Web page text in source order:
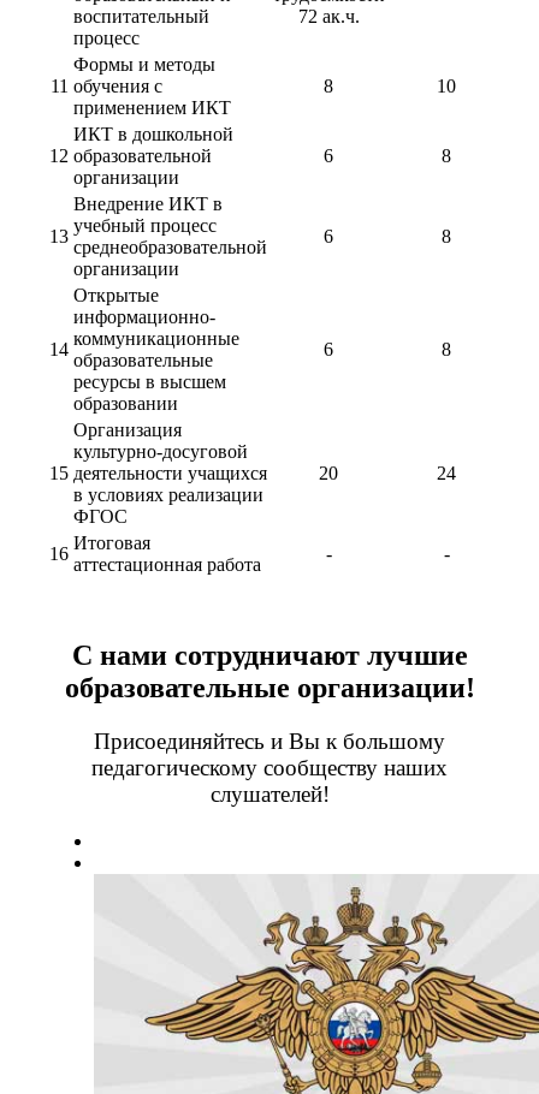
воспитательный
процесс
72 ак.ч.
11
Формы и методы
обучения с
применением ИКТ
8 10
12
ИКТ в дошкольной
образовательной
организации
6 8
13
Внедрение ИКТ в
учебный процесс
среднеобразовательной
организации
6 8
14
Открытые
информационно-
коммуникационные
образовательные
ресурсы в высшем
образовании
6 8
15
Организация
культурно-досуговой
деятельности учащихся
в условиях реализации
ФГОС
20 24
16
Итоговая
аттестационная работа
- -
С нами сотрудничают лучшие
образовательные организации!
Присоединяйтесь и Вы к большому
педагогическому сообществу наших
слушателей!